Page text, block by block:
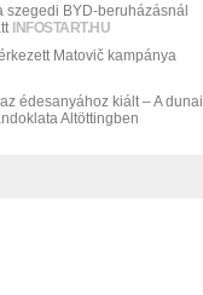
szegedi BYD-beruházásnál
INFOSTART.HU
Matovič kampánya
édesanyához kiált – A dunai
Altöttingben